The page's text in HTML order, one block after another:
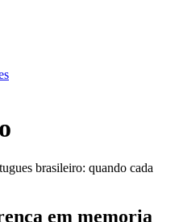
brasileiro: quando cada
em memoria